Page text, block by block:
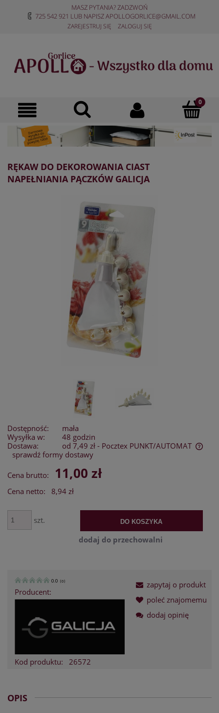
MASZ PYTANIA? ZADZWOŃ
725 542 921 LUB NAPISZAPOLLOGORLICE@GMAIL.COM
ZAREJESTRUJ SIĘ ZALOGUJ SIĘ
RĘKAW DO DEKOROWANIA CIAST
NAPEŁNIANIA PĄCZKÓW GALICJA
Dostępność:
mała
Wysyłka w:
48 godzin
Dostawa:
od 7,49 zł - Pocztex PUNKT/AUTOMAT
Cena nie zawiera ewentualnych kosztów płatności
sprawdź formy dostawy
Cena brutto: 11,00 zł
Cena netto: 8,94 zł
szt. DO KOSZYKA
dodaj do przechowalni
0.0 (0)
Producent:
Kod produktu: 26572
zapytaj o produkt
poleć znajomemu
dodaj opinię
OPIS